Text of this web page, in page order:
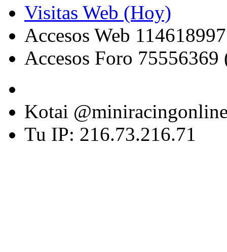
Visitas Web (Hoy)
Accesos Web
Accesos Foro 75556369
Kotai
Tu IP: 216.73.216.71